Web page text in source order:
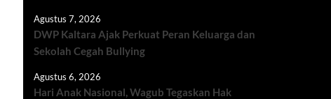
Agustus 7, 2026
DWP Kaltara Ajak Perkuat Peran Keluarga dan
Sekolah Cegah Bullying
Agustus 6, 2026
Hari Anak Nasional, Wagub Tegaskan Hak